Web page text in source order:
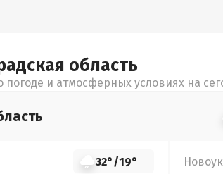
область
и атмосферных условиях на
32°/19°